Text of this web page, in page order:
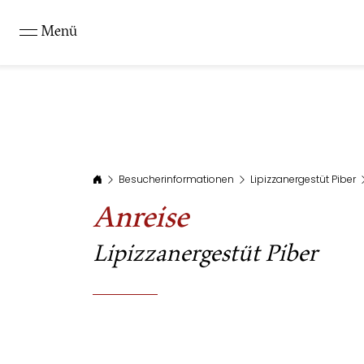
Menü
Besucherinformationen Lipizzanergestüt Piber
Anreise
Lipizzanergestüt Piber